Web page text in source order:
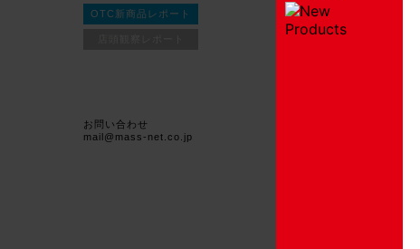
OTC新商品レポート
お問い合わせ
mail@mass-net.co.jp